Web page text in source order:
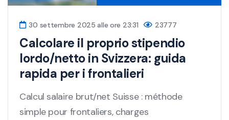
30 settembre 2025 alle ore 23:31 23777
Calcolare il proprio stipendio
lordo/netto in Svizzera: guida
rapida per i frontalieri
Calcul salaire brut/net Suisse : méthode
simple pour frontaliers, charges